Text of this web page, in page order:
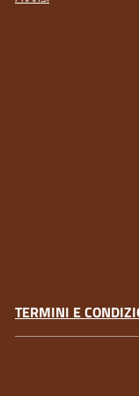
TERMINI E